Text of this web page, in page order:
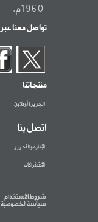
1960م.
تواصل معنا عبر
منتجاتنا
الجزيرة أونلاين
اتصل بنا
الإدارة والتحرير
الاشتراكات
شروط الاستخدام
سياسة الخصوصية